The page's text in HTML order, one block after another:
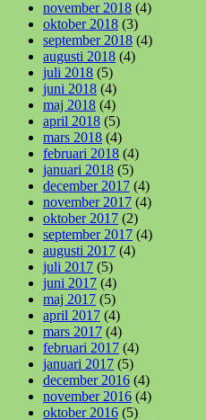
november 2018 (4)
oktober 2018 (3)
september 2018 (4)
augusti 2018 (4)
juli 2018 (5)
juni 2018 (4)
maj 2018 (4)
april 2018 (5)
mars 2018 (4)
februari 2018 (4)
januari 2018 (5)
december 2017 (4)
november 2017 (4)
oktober 2017 (2)
september 2017 (4)
augusti 2017 (4)
juli 2017 (5)
juni 2017 (4)
maj 2017 (5)
april 2017 (4)
mars 2017 (4)
februari 2017 (4)
januari 2017 (5)
december 2016 (4)
november 2016 (4)
oktober 2016 (5)